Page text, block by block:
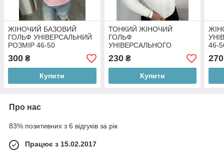
ЖІНОЧИЙ БАЗОВИЙ
ГОЛЬФ УНІВЕРСАЛЬНИЙ
РОЗМІР 46-50
300 ₴
Купити
ТОНКИЙ ЖІНОЧИЙ
ГОЛЬФ
УНІВЕРСАЛЬНОГО
РОЗМІРУ 44-50
230₴
Купити
46-
270
Про нас
83% позитивних з 6 відгуків за рік
Працює з 15.02.2017